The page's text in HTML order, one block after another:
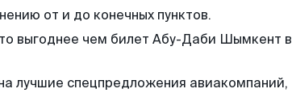
от и до конечных пунктов.
выгоднее чем билет Абу-Даби Шымкент в
лучшие спецпредложения авиакомпаний,